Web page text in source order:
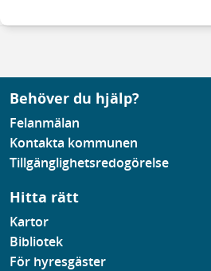
Behöver du hjälp?
Felanmälan
Kontakta kommunen
Tillgänglighetsredogörelse
Hitta rätt
Kartor
Bibliotek
För hyresgäster